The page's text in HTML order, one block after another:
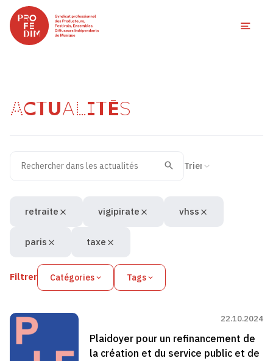
ACTUALITÉS
Recherche
Valider
Filtrer Catégories Tags
retraite vigipirate vhss
paris taxe
22.10.2024
Plaidoyer pour un refinancement de
la création et du service public et de